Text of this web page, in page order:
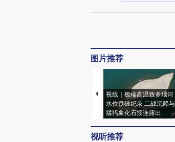
图片推荐
视线｜极端高温致多瑙河
水位跌破纪录 二战沉船与
猛犸象化石接连露出
视听推荐